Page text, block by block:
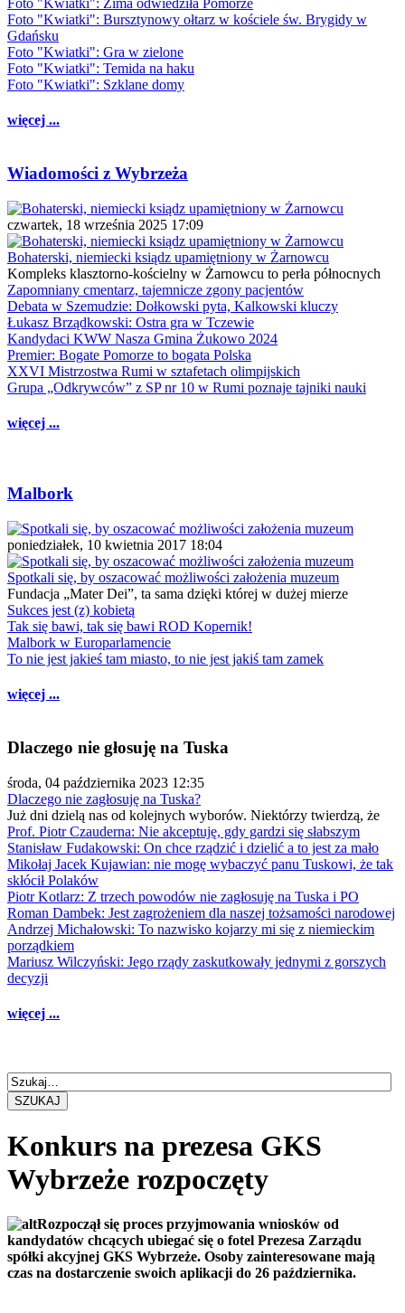
Foto "Kwiatki": Bursztynowy ołtarz w kościele św. Brygidy w
Gdańsku
Foto "Kwiatki": Gra w zielone
Foto "Kwiatki": Temida na haku
Foto "Kwiatki": Szklane domy
więcej ...
Wiadomości z Wybrzeża
czwartek, 18 września 2025 17:09
Bohaterski, niemiecki ksiądz upamiętniony w Żarnowcu
Kompleks klasztorno-kościelny w Żarnowcu to perła północnych
Zapomniany cmentarz, tajemnicze zgony pacjentów
Debata w Szemudzie: Dołkowski pyta, Kalkowski kluczy
Łukasz Brządkowski: Ostra gra w Tczewie
Kandydaci KWW Nasza Gmina Żukowo 2024
Premier: Bogate Pomorze to bogata Polska
XXVI Mistrzostwa Rumi w sztafetach olimpijskich
Grupa „Odkrywców” z SP nr 10 w Rumi poznaje tajniki nauki
więcej ...
Malbork
poniedziałek, 10 kwietnia 2017 18:04
Spotkali się, by oszacować możliwości założenia muzeum
Fundacja „Mater Dei”, ta sama dzięki której w dużej mierze
Sukces jest (z) kobietą
Tak się bawi, tak się bawi ROD Kopernik!
Malbork w Europarlamencie
To nie jest jakieś tam miasto, to nie jest jakiś tam zamek
więcej ...
Dlaczego nie głosuję na Tuska
środa, 04 października 2023 12:35
Dlaczego nie zagłosuję na Tuska?
Już dni dzielą nas od kolejnych wyborów. Niektórzy twierdzą, że
Prof. Piotr Czauderna: Nie akceptuję, gdy gardzi się słabszym
Stanisław Fudakowski: On chce rządzić i dzielić a to jest za mało
Mikołaj Jacek Kujawian: nie mogę wybaczyć panu Tuskowi, że tak
skłócił Polaków
Piotr Kotlarz: Z trzech powodów nie zagłosuję na Tuska i PO
Roman Dambek: Jest zagrożeniem dla naszej tożsamości narodowej
Andrzej Michałowski: To nazwisko kojarzy mi się z niemieckim
porządkiem
Mariusz Wilczyński: Jego rządy zaskutkowały jednymi z gorszych
decyzji
więcej ...
SZUKAJ
Konkurs na prezesa GKS
Wybrzeże rozpoczęty
Rozpoczął się proces przyjmowania wniosków od
kandydatów chcących ubiegać się o fotel Prezesa Zarządu
spółki akcyjnej GKS Wybrzeże. Osoby zainteresowane mają
czas na dostarczenie swoich aplikacji do 26 października.